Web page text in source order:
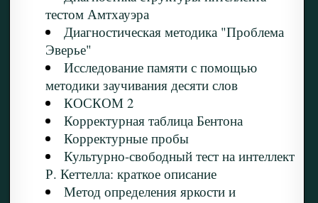
тестом Амтхауэра
Диагностическая методика "Проблема
Эверье"
Исследование памяти с помощью
методики заучивания десяти слов
КОСКОМ 2
Корректурная таблица Бентона
Корректурные пробы
Культурно-свободный тест на интеллект
Р. Кеттелла: краткое описание
Метод определения яркости и